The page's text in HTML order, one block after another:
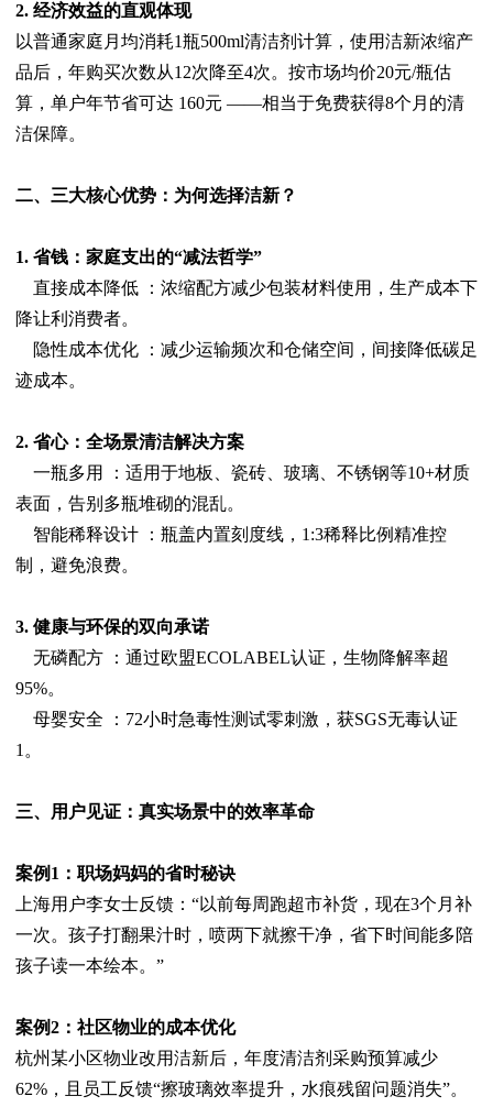
2. 经济效益的直观体现
以普通家庭月均消耗1瓶500ml清洁剂计算，使用洁新浓缩产
品后，年购买次数从12次降至4次。按市场均价20元/瓶估
算，单户年节省可达 160元 ——相当于免费获得8个月的清
洁保障。
二、三大核心优势：为何选择洁新？
1. 省钱：家庭支出的“减法哲学”
直接成本降低 ：浓缩配方减少包装材料使用，生产成本下
降让利消费者。
隐性成本优化 ：减少运输频次和仓储空间，间接降低碳足
迹成本。
2. 省心：全场景清洁解决方案
一瓶多用 ：适用于地板、瓷砖、玻璃、不锈钢等10+材质
表面，告别多瓶堆砌的混乱。
智能稀释设计 ：瓶盖内置刻度线，1:3稀释比例精准控
制，避免浪费。
3. 健康与环保的双向承诺
无磷配方 ：通过欧盟ECOLABEL认证，生物降解率超
95%。
母婴安全 ：72小时急毒性测试零刺激，获SGS无毒认证
1。
三、用户见证：真实场景中的效率革命
案例1：职场妈妈的省时秘诀
上海用户李女士反馈：“以前每周跑超市补货，现在3个月补
一次。孩子打翻果汁时，喷两下就擦干净，省下时间能多陪
孩子读一本绘本。”
案例2：社区物业的成本优化
杭州某小区物业改用洁新后，年度清洁剂采购预算减少
62%，且员工反馈“擦玻璃效率提升，水痕残留问题消失”。